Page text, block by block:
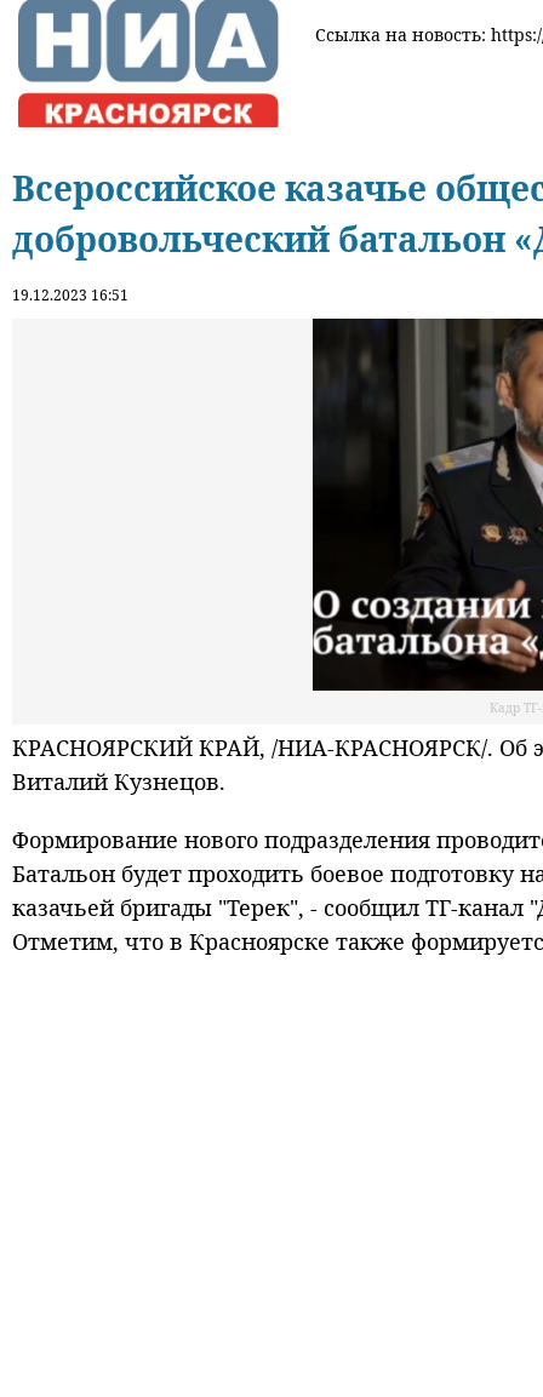
Ссылка на новость:
Всероссийское казачье
добровольческий батальон
19.12.2023 16:51
Кадр
КРАСНОЯРСКИЙ КРАЙ, /НИА-КРАСНОЯРСК/. Об
Виталий Кузнецов.
Формирование нового подразделения
Батальон будет проходить боевое подготовку
казачьей бригады "Терек", - сообщил ТГ-канал
Отметим, что в Красноярске также